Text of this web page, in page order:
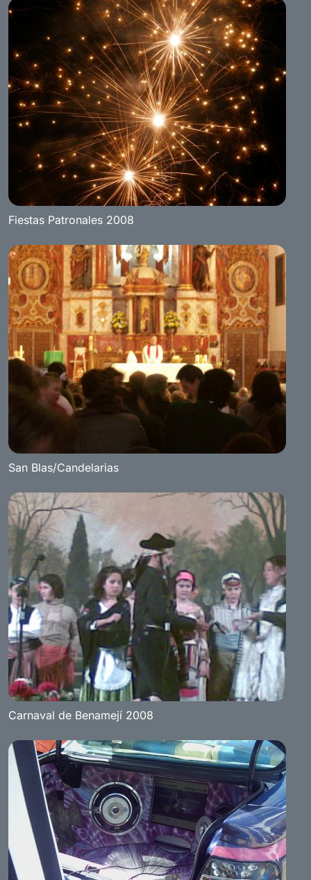
Fiestas Patronales 2008
San Blas/Candelarias
Carnaval de Benamejí 2008